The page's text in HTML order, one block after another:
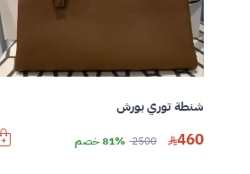
شنطة توري بورش
460
2500 81% خصم